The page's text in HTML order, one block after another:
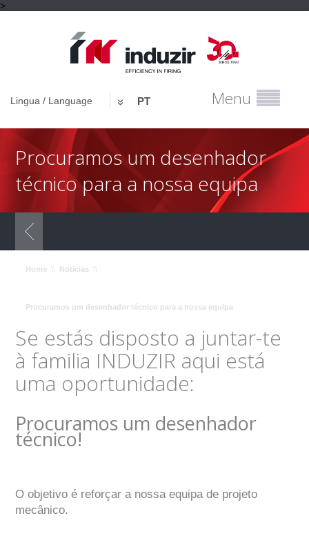
>
Lingua / Language PT Menu
Procuramos um desenhador
técnico para a nossa equipa
Home \\ Noticias \\
Procuramos um desenhador técnico para a nossa equipa
Se estás disposto a juntar-te
à familia INDUZIR aqui está
uma oportunidade:
Procuramos um desenhador
técnico!
O objetivo é reforçar a nossa equipa de projeto
mecânico.